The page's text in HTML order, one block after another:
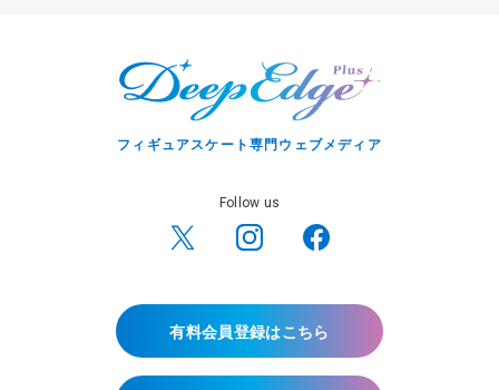
フィギュアスケート専門ウェブメディア
Follow us
有料会員登録はこちら